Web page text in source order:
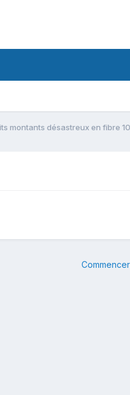
montants désastreux en fibre